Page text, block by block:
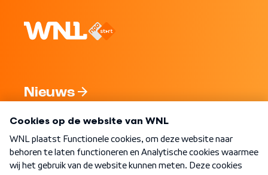
Nieuws
Nieuwsbrief
Word Lid